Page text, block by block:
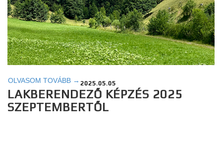
OLVASOM TOVÁBB → 2025.05.05
LAKBERENDEZŐ KÉPZÉS 2025
SZEPTEMBERTŐL